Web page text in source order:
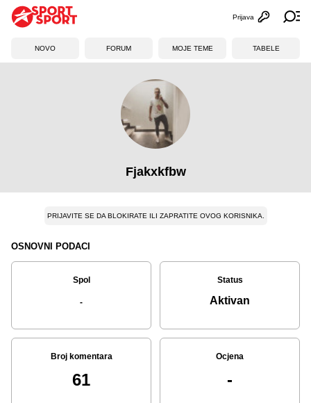
Otvori
Prijava
NOVO FORUM MOJE TEME TABELE
Fjakxkfbw
PRIJAVITE SE DA BLOKIRATE ILI ZAPRATITE OVOG KORISNIKA.
OSNOVNI PODACI
Spol
-
Status
Aktivan
Broj komentara
61
Ocjena
-